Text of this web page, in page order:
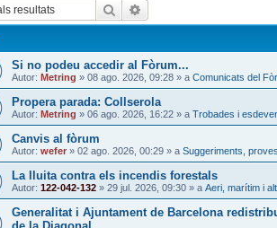
Cerca
Si no podeu accedir al Fòrum...
Autor: Metring » 08 ago. 2026, 09:28 » a Comunicats del
Propera parada: Collserola
Autor: Metring » 06 ago. 2026, 16:22 » a Trobades i
Canvis al fòrum
Autor: wefer » 02 ago. 2026, 00:29 » a Suggeriments,
La lluita contra els incendis forestals
Autor: 122-042-132 » 29 jul. 2026, 09:30 » a Aeri, marítim i
Generalitat i Ajuntament de Barcelona